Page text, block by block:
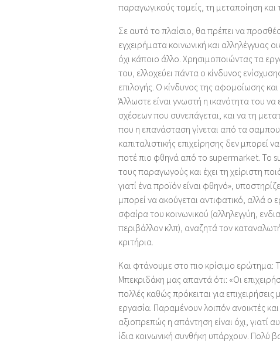
παραγωγικούς τομείς, τη μεταποίηση
Σε αυτό το πλαίσιο, θα πρέπει να
εγχειρήματα κοινωνική και αλληλέγγυας
όχι κάποιο άλλο. Χρησιμοποιώντας τα
του, ελλοχεύει πάντα ο κίνδυνος
επιλογής. Ο κίνδυνος της αφομοίωσης
Άλλωστε είναι γνωστή η ικανότητα του
σχέσεων που συνεπάγεται, και να τη
που η επανάσταση γίνεται από τα
καπιταλιστικής επιχείρησης δεν μπορεί
ποτέ πιο φθηνά από το supermarket. Το
τους παραγωγούς και έχει τη χείριστη
γιατί ένα προϊόν είναι φθηνό»,
μπορεί να ακούγεται αντιφατικό, αλλά
σφαίρα του κοινωνικού (αλληλεγγύη,
περιβάλλον κλπ), αναζητά τον
κριτήρια.
Και φτάνουμε στο πιο κρίσιμο ερώτημα:
Μπεκριδάκη μας απαντά ότι: «Οι
πολλές καθώς πρόκειται για
εργασία. Παραμένουν λοιπόν ανοικτές
αξιοπρεπώς η απάντηση είναι όχι, γιατί
ίδια κοινωνική συνθήκη υπάρχουν. Πολύ